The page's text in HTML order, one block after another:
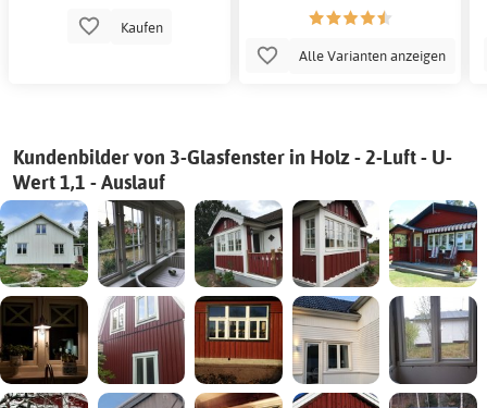
Kaufen
Alle Varianten anzeigen
Kundenbilder von 3-Glasfenster in Holz - 2-Luft - U-
Wert 1,1 - Auslauf